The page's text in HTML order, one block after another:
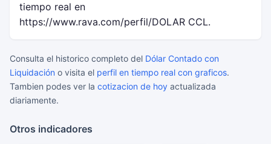
tiempo real en
https://www.rava.com/perfil/DOLAR CCL.
Consulta el historico completo del Dólar Contado con
Liquidación o visita el perfil en tiempo real con graficos.
Tambien podes ver la cotizacion de hoy actualizada
diariamente.
Otros indicadores